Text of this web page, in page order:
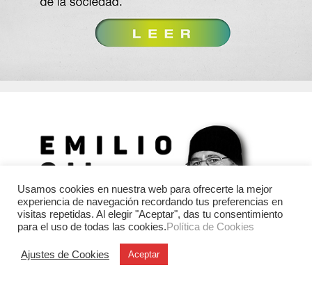
Usamos cookies en nuestra web para ofrecerte la mejor
experiencia de navegación recordando tus preferencias en
visitas repetidas. Al elegir "Aceptar", das tu consentimiento
para el uso de todas las cookies.Política de Cookies
Ajustes de Cookies Aceptar